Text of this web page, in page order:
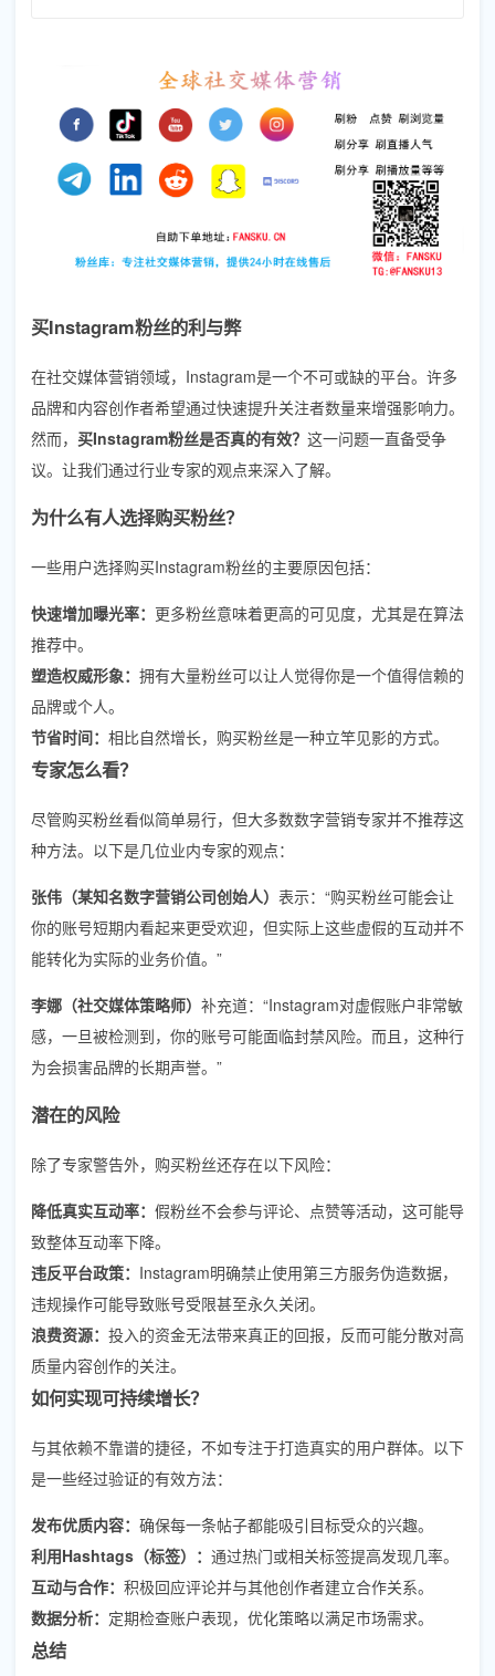
买Instagram粉丝的利与弊
在社交媒体营销领域，Instagram是一个不可或缺的平台。许多
品牌和内容创作者希望通过快速提升关注者数量来增强影响力。
然而， 买Instagram粉丝是否真的有效？ 这一问题一直备受争
议。让我们通过行业专家的观点来深入了解。
为什么有人选择购买粉丝？
一些用户选择购买Instagram粉丝的主要原因包括：
快速增加曝光率： 更多粉丝意味着更高的可见度，尤其是在算法
推荐中。
塑造权威形象： 拥有大量粉丝可以让人觉得你是一个值得信赖的
品牌或个人。
节省时间： 相比自然增长，购买粉丝是一种立竿见影的方式。
专家怎么看？
尽管购买粉丝看似简单易行，但大多数数字营销专家并不推荐这
种方法。以下是几位业内专家的观点：
张伟（某知名数字营销公司创始人） 表示：“购买粉丝可能会让
你的账号短期内看起来更受欢迎，但实际上这些虚假的互动并不
能转化为实际的业务价值。”
李娜（社交媒体策略师） 补充道：“Instagram对虚假账户非常敏
感，一旦被检测到，你的账号可能面临封禁风险。而且，这种行
为会损害品牌的长期声誉。”
潜在的风险
除了专家警告外，购买粉丝还存在以下风险：
降低真实互动率： 假粉丝不会参与评论、点赞等活动，这可能导
致整体互动率下降。
违反平台政策： Instagram明确禁止使用第三方服务伪造数据，
违规操作可能导致账号受限甚至永久关闭。
浪费资源： 投入的资金无法带来真正的回报，反而可能分散对高
质量内容创作的关注。
如何实现可持续增长？
与其依赖不靠谱的捷径，不如专注于打造真实的用户群体。以下
是一些经过验证的有效方法：
发布优质内容： 确保每一条帖子都能吸引目标受众的兴趣。
利用Hashtags（标签）： 通过热门或相关标签提高发现几率。
互动与合作： 积极回应评论并与其他创作者建立合作关系。
数据分析： 定期检查账户表现，优化策略以满足市场需求。
总结